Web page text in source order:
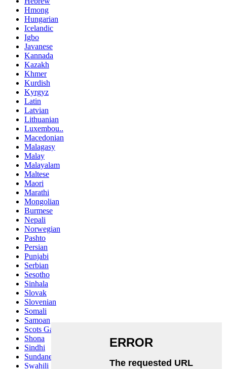
Hmong
Hungarian
Icelandic
Igbo
Javanese
Kannada
Kazakh
Khmer
Kurdish
Kyrgyz
Latin
Latvian
Lithuanian
Luxembou..
Macedonian
Malagasy
Malay
Malayalam
Maltese
Maori
Marathi
Mongolian
Burmese
Nepali
Norwegian
Pashto
Persian
Punjabi
Serbian
Sesotho
Sinhala
Slovak
Slovenian
Somali
Samoan
Scots Gaelic
Shona
Sindhi
Sundanese
Swahili